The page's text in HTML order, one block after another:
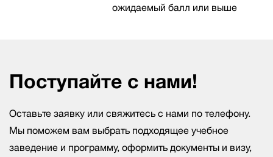
ожидаемый балл или выше
Поступайте с нами!
Оставьте заявку или свяжитесь с нами по телефону.
Мы поможем вам выбрать подходящее учебное
заведение и программу, оформить документы и визу,